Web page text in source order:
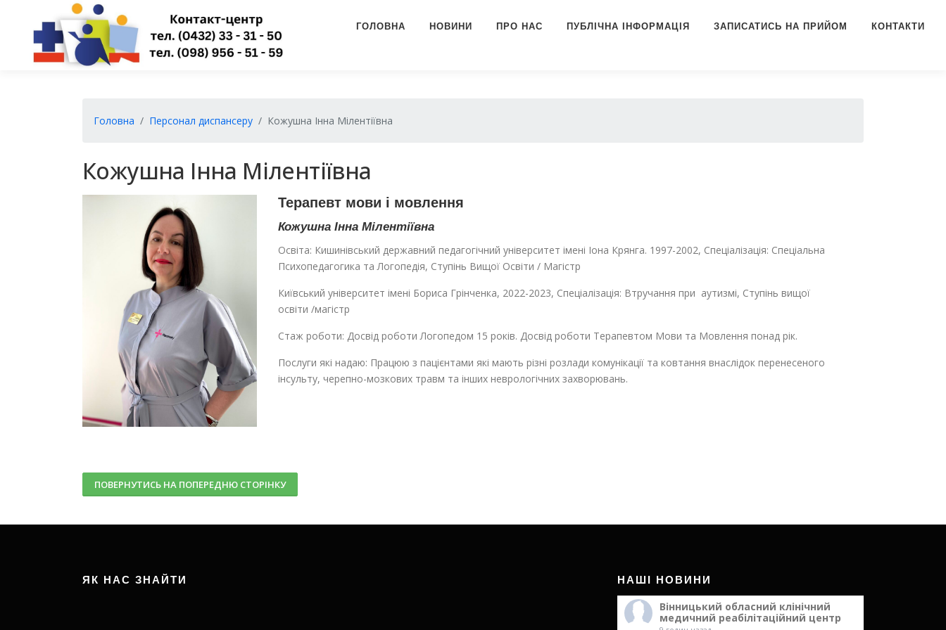
ГОЛОВНА НОВИНИ ПРО НАС ПУБЛІЧНА ІНФОРМАЦІЯ ЗАПИСАТИСЬ НА ПРИЙОМ КОНТАКТИ
Головна Персонал диспансеру Кожушна Інна Мілентіївна
Кожушна Інна Мілентіївна
Терапевт мови і мовлення
Кожушна Інна Мілентіївна
Освіта: Кишинівський державний педагогічний університет імені Іона Крянга. 1997-2002, Спеціалізація: Спеціальна
Психопедагогика та Логопедія, Ступінь Вищої Освіти / Магістр
Київський університет імені Бориса Грінченка, 2022-2023, Спеціалізація: Втручання при аутизмі, Ступінь вищої
освіти /магістр
Стаж роботи: Досвід роботи Логопедом 15 років. Досвід роботи Терапевтом Мови та Мовлення понад рік.
Послуги які надаю: Працюю з пацієнтами які мають різні розлади комунікації та ковтання внаслідок перенесеного
інсульту, черепно-мозкових травм та інших неврологічних захворювань.
ПОВЕРНУТИСЬ НА ПОПЕРЕДНЮ СТОРІНКУ
ЯК НАС ЗНАЙТИ НАШІ НОВИНИ
Вінницький обласний клінічний
медичний реабілітаційний центр